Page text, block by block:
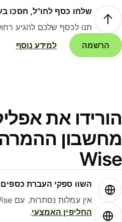
שלחו כסף לחו"ל, חסכו
תנו לכסף שלכם להגיע
הרשמה
למידע נוסף
את
ההמרה
השוו ספקי העברת כספים
אין עמלות נסתרות. עם Wise תמיד תקבלו את
החליפין האמצעי.